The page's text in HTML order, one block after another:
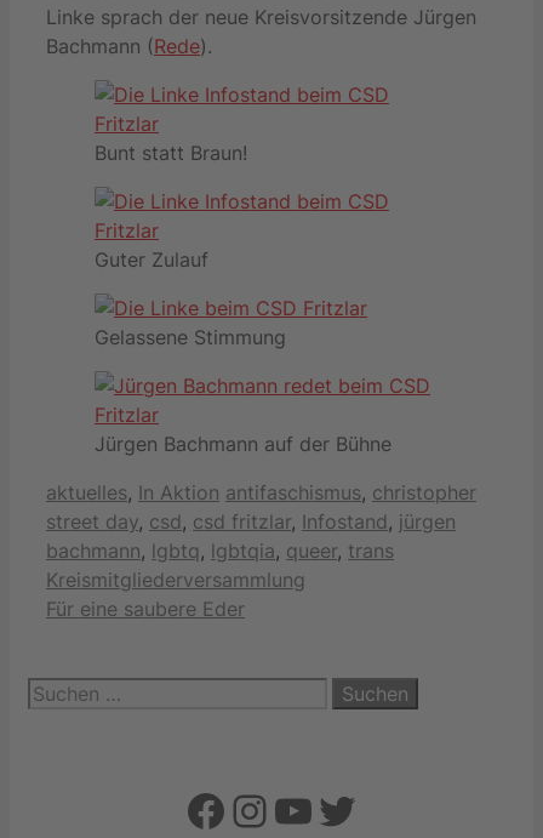
Linke sprach der neue Kreisvorsitzende Jürgen
Bachmann (Rede).
Bunt statt Braun!
Guter Zulauf
Gelassene Stimmung
Jürgen Bachmann auf der Bühne
Kategorien
aktuelles, In Aktion Schlagwörter
antifaschismus, christopher
street day, csd, csd fritzlar, Infostand, jürgen
bachmann, lgbtq, lgbtqia, queer, trans
Kreismitgliederversammlung
Für eine saubere Eder
Suchen
nach:
Facebook
Instagram
YouTube
Twitter